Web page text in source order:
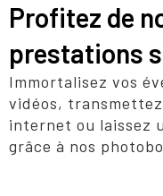
Profitez de
prestations
Immortalisez vos
vidéos,
internet ou laissez
grâce à nos